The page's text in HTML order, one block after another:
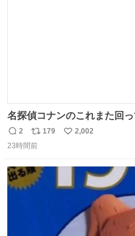
名探偵コナンのこれまた回
う魔力あるのよな
返
信
2
リ
ポ
ト
数
179
い
2,002
23時間前